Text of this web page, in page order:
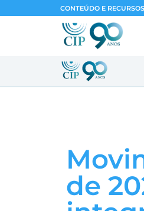
CONTEÚDO E
de